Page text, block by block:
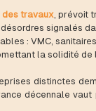
des travaux, prévoit
signalés
: VMC,
la solidité de
distinctes
décennale